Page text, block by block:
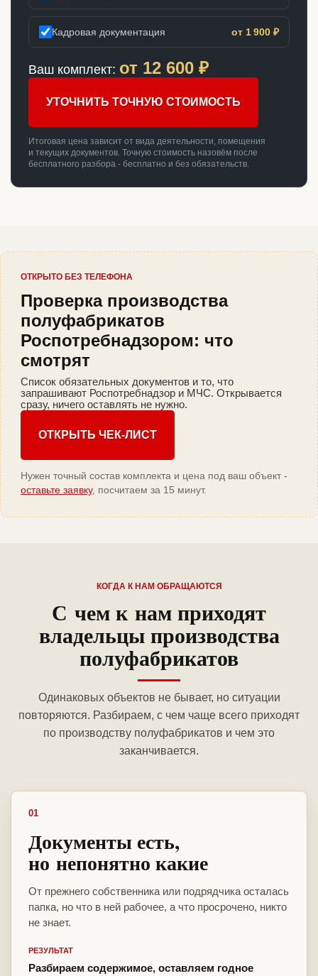
Кадровая документация от 1 900 ₽
Ваш комплект: от 12 600 ₽
УТОЧНИТЬ ТОЧНУЮ СТОИМОСТЬ
Итоговая цена зависит от вида деятельности, помещения
и текущих документов. Точную стоимость назовём после
бесплатного разбора - бесплатно и без обязательств.
ОТКРЫТО БЕЗ ТЕЛЕФОНА
Проверка производства
полуфабрикатов
Роспотребнадзором: что
смотрят
Список обязательных документов и то, что
запрашивают Роспотребнадзор и МЧС. Открывается
сразу, ничего оставлять не нужно.
ОТКРЫТЬ ЧЕК-ЛИСТ
Нужен точный состав комплекта и цена под ваш объект -
оставьте заявку, посчитаем за 15 минут.
КОГДА К НАМ ОБРАЩАЮТСЯ
С чем к нам приходят
владельцы производства
полуфабрикатов
Одинаковых объектов не бывает, но ситуации
повторяются. Разбираем, с чем чаще всего приходят
по производству полуфабрикатов и чем это
заканчивается.
01
Документы есть,
но непонятно какие
От прежнего собственника или подрядчика осталась
папка, но что в ней рабочее, а что просрочено, никто
не знает.
РЕЗУЛЬТАТ
Разбираем содержимое, оставляем годное